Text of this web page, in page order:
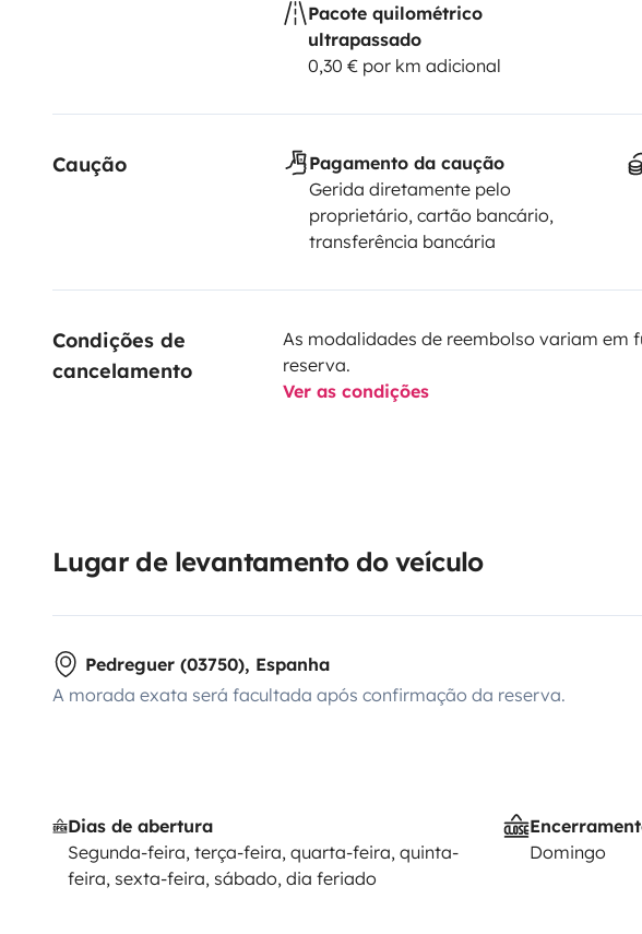
Pacote quilométrico
ultrapassado
0,30 € por km adicional
Caução
Pagamento da caução
Gerida diretamente pelo
proprietário, cartão bancário,
transferência bancária
Condições de
cancelamento
As modalidades de reembolso variam em
reserva.
Ver as condições
Lugar de levantamento do veículo
Pedreguer (03750), Espanha
A morada exata será facultada após confirmação da reserva.
Dias de abertura
Segunda-feira, terça-feira, quarta-feira, quinta-
feira, sexta-feira, sábado, dia feriado
Domingo